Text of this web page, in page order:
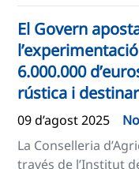
El Govern
6.000.000
rústica i
09 d’agost 2025
La Conselleria
través de l’Institut